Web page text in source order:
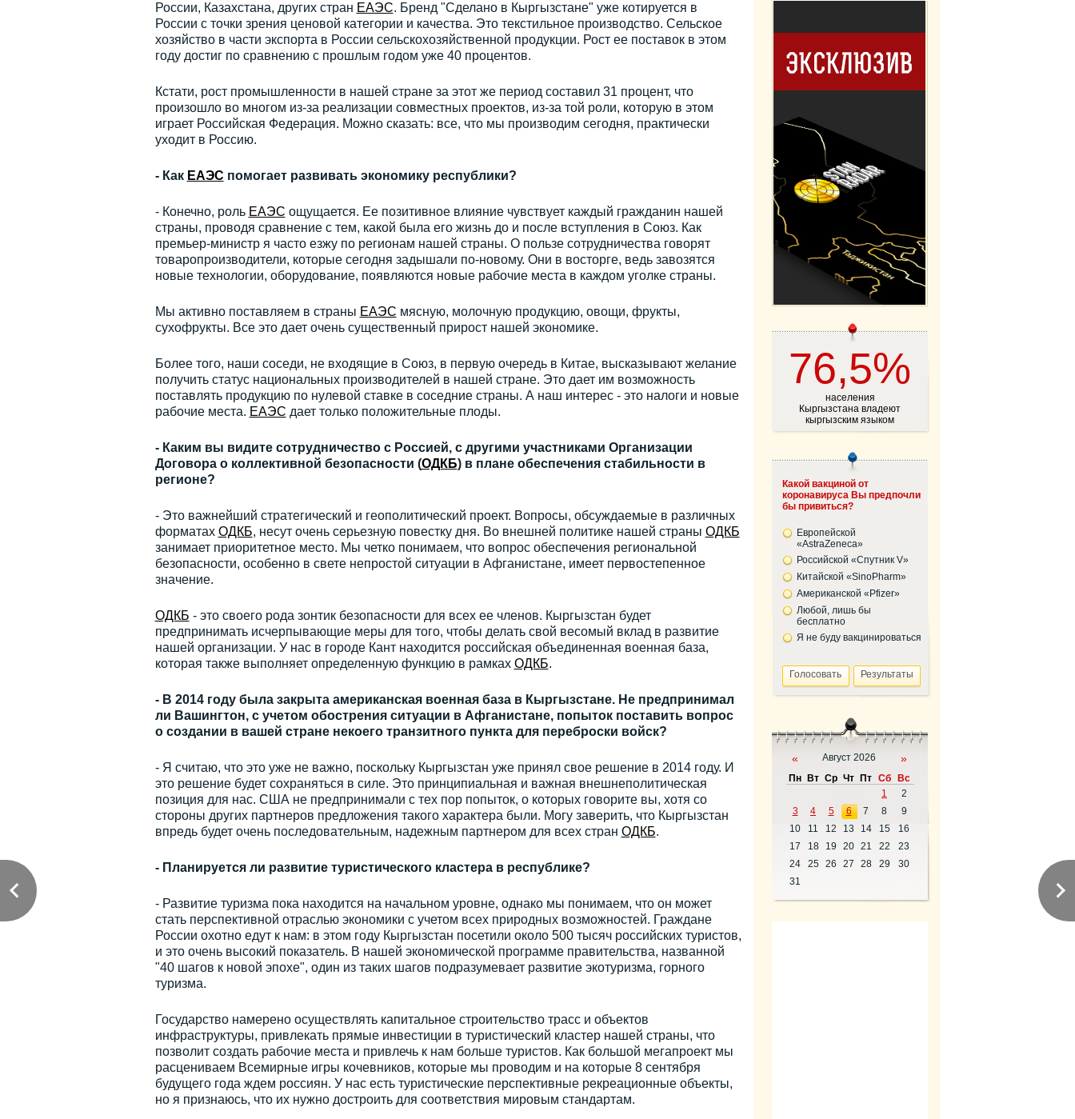
России, Казахстана, других стран ЕАЭС. Бренд "Сделано в Кыргызстане" уже котируется в
России с точки зрения ценовой категории и качества. Это текстильное производство. Сельское
хозяйство в части экспорта в России сельскохозяйственной продукции. Рост ее поставок в этом
году достиг по сравнению с прошлым годом уже 40 процентов.
Кстати, рост промышленности в нашей стране за этот же период составил 31 процент, что
произошло во многом из-за реализации совместных проектов, из-за той роли, которую в этом
играет Российская Федерация. Можно сказать: все, что мы производим сегодня, практически
уходит в Россию.
- Как ЕАЭС помогает развивать экономику республики?
- Конечно, роль ЕАЭС ощущается. Ее позитивное влияние чувствует каждый гражданин нашей
страны, проводя сравнение с тем, какой была его жизнь до и после вступления в Союз. Как
премьер-министр я часто езжу по регионам нашей страны. О пользе сотрудничества говорят
товаропроизводители, которые сегодня задышали по-новому. Они в восторге, ведь завозятся
новые технологии, оборудование, появляются новые рабочие места в каждом уголке страны.
Мы активно поставляем в страны ЕАЭС мясную, молочную продукцию, овощи, фрукты,
сухофрукты. Все это дает очень существенный прирост нашей экономике.
Более того, наши соседи, не входящие в Союз, в первую очередь в Китае, высказывают желание
получить статус национальных производителей в нашей стране. Это дает им возможность
поставлять продукцию по нулевой ставке в соседние страны. А наш интерес - это налоги и новые
рабочие места. ЕАЭС дает только положительные плоды.
- Каким вы видите сотрудничество с Россией, с другими участниками Организации
Договора о коллективной безопасности (ОДКБ) в плане обеспечения стабильности в
регионе?
- Это важнейший стратегический и геополитический проект. Вопросы, обсуждаемые в различных
форматах ОДКБ, несут очень серьезную повестку дня. Во внешней политике нашей страны ОДКБ
занимает приоритетное место. Мы четко понимаем, что вопрос обеспечения региональной
безопасности, особенно в свете непростой ситуации в Афганистане, имеет первостепенное
значение.
ОДКБ - это своего рода зонтик безопасности для всех ее членов. Кыргызстан будет
предпринимать исчерпывающие меры для того, чтобы делать свой весомый вклад в развитие
нашей организации. У нас в городе Кант находится российская объединенная военная база,
которая также выполняет определенную функцию в рамках ОДКБ.
- В 2014 году была закрыта американская военная база в Кыргызстане. Не предпринимал
ли Вашингтон, с учетом обострения ситуации в Афганистане, попыток поставить вопрос
о создании в вашей стране некоего транзитного пункта для переброски войск?
- Я считаю, что это уже не важно, поскольку Кыргызстан уже принял свое решение в 2014 году. И
это решение будет сохраняться в силе. Это принципиальная и важная внешнеполитическая
позиция для нас. США не предпринимали с тех пор попыток, о которых говорите вы, хотя со
стороны других партнеров предложения такого характера были. Могу заверить, что Кыргызстан
впредь будет очень последовательным, надежным партнером для всех стран ОДКБ.
- Планируется ли развитие туристического кластера в республике?
- Развитие туризма пока находится на начальном уровне, однако мы понимаем, что он может
стать перспективной отраслью экономики с учетом всех природных возможностей. Граждане
России охотно едут к нам: в этом году Кыргызстан посетили около 500 тысяч российских туристов,
и это очень высокий показатель. В нашей экономической программе правительства, названной
"40 шагов к новой эпохе", один из таких шагов подразумевает развитие экотуризма, горного
туризма.
Государство намерено осуществлять капитальное строительство трасс и объектов
инфраструктуры, привлекать прямые инвестиции в туристический кластер нашей страны, что
позволит создать рабочие места и привлечь к нам больше туристов. Как большой мегапроект мы
расцениваем Всемирные игры кочевников, которые мы проводим и на которые 8 сентября
будущего года ждем россиян. У нас есть туристические перспективные рекреационные объекты,
но я признаюсь, что их нужно достроить для соответствия мировым стандартам.
76,5%
населения
Кыргызстана владеют
кыргызским языком
Какой вакциной от
коронавируса Вы предпочли
бы привиться?
Европейской
«AstraZeneca»
Российской «Спутник V»
Китайской «SinoPharm»
Американской «Pfizer»
Любой, лишь бы
бесплатно
Я не буду вакцинироваться
« Август 2026 »
Пн Вт Ср Чт Пт Сб
Вс
1
2
3
4 5 6 7 8
9
10
11 12 13 14 15
16
17
18 19 20 21 22
23
24
25 26 27 28 29
30
31